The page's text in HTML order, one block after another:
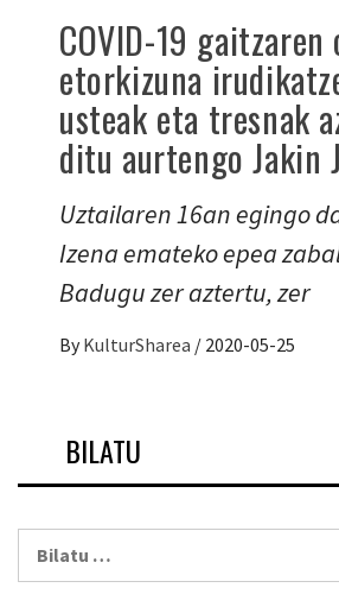
COVID-19 gaitzaren
etorkizuna
usteak eta tresnak
ditu aurtengo Jakin
Uztailaren 16an egingo
Izena emateko epea
Badugu zer aztertu, zer
By KulturSharea / 2020-05-25
BILATU